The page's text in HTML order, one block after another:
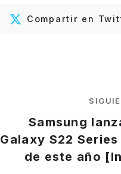
Compartir en
Samsung
Galaxy S22
de este año